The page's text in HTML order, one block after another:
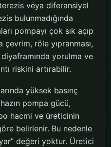
veya diferansiyel
bulunmadığında
pompayı çok sık açıp
çevrim, röle yıpranması,
diyaframında yorulma ve
riskini artırabilir.
yüksek basınç
pompa gücü,
hacmi ve üreticinin
belirlenir. Bu nedenle
değeri yoktur. Üretici